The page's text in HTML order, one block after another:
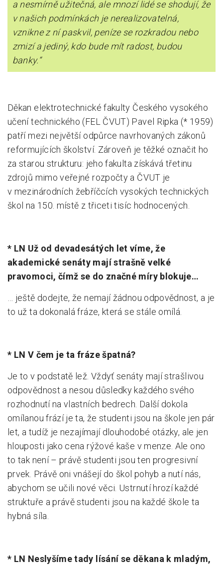
Kápézetka - průvodce pro zřizovatele
Klub zřizovatelů
O nás
Kontakty
a nesmírně užitečná, ale mnozí lidé se shodují, že
v našich podmínkách je nerealizovatelná,
vznikne z ní paskvil, peníze se rozkradou nebo
zmizí a jediný, kdo bude mít radost, budou
banky.“
Děkan elektrotechnické fakulty Českého vysokého
učení technického (FEL ČVUT) Pavel Ripka (* 1959)
patří mezi největší odpůrce navrhovaných zákonů
reformujících školství. Zároveň je těžké označit ho
za starou strukturu: jeho fakulta získává třetinu
zdrojů mimo veřejné rozpočty a ČVUT je
v mezinárodních žebříčcích vysokých technických
škol na 150. místě z třiceti tisíc hodnocených.
* LN Už od devadesátých let víme, že
akademické senáty mají strašně velké
pravomoci, čímž se do značné míry blokuje…
… ještě dodejte, že nemají žádnou odpovědnost, a je
to už ta dokonalá fráze, která se stále omílá.
* LN V čem je ta fráze špatná?
Je to v podstatě lež. Vždyť senáty mají strašlivou
odpovědnost a nesou důsledky každého svého
rozhodnutí na vlastních bedrech. Další dokola
omílanou frází je ta, že studenti jsou na škole jen pár
let, a tudíž je nezajímají dlouhodobé otázky, ale jen
hlouposti jako cena rýžové kaše v menze. Ale ono
to tak není – právě studenti jsou ten progresivní
prvek. Právě oni vnášejí do škol pohyb a nutí nás,
abychom se učili nové věci. Ustrnutí hrozí každé
struktuře a právě studenti jsou na každé škole ta
hybná síla.
* LN Neslyšíme tady lísání se děkana k mladým,